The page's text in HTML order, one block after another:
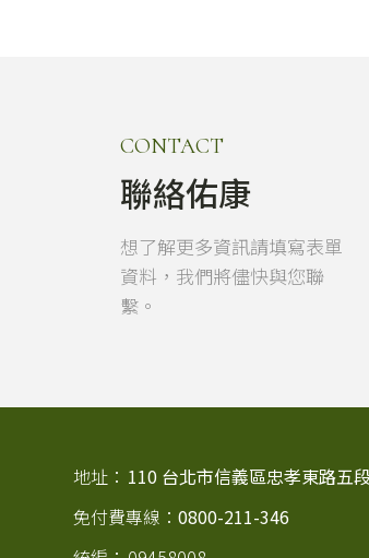
CONTACT
聯絡佑康
想了解更多資訊請填寫表單
資料，我們將儘快與您聯
繫。
地址： 110 台北市信義區忠孝東路五
免付費專線：0800-211-346